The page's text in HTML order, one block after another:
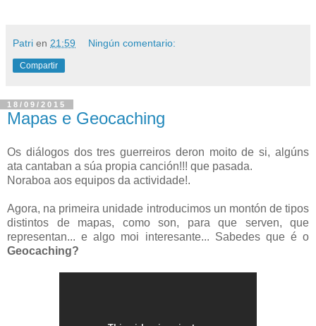
Patri en 21:59 Ningún comentario:
Compartir
18/09/2015
Mapas e Geocaching
Os diálogos dos tres guerreiros deron moito de si, algúns
ata cantaban a súa propia canción!!! que pasada.
Noraboa aos equipos da actividade!.
Agora, na primeira unidade introducimos un montón de tipos
distintos de mapas, como son, para que serven, que
representan... e algo moi interesante... Sabedes que é o
Geocaching?